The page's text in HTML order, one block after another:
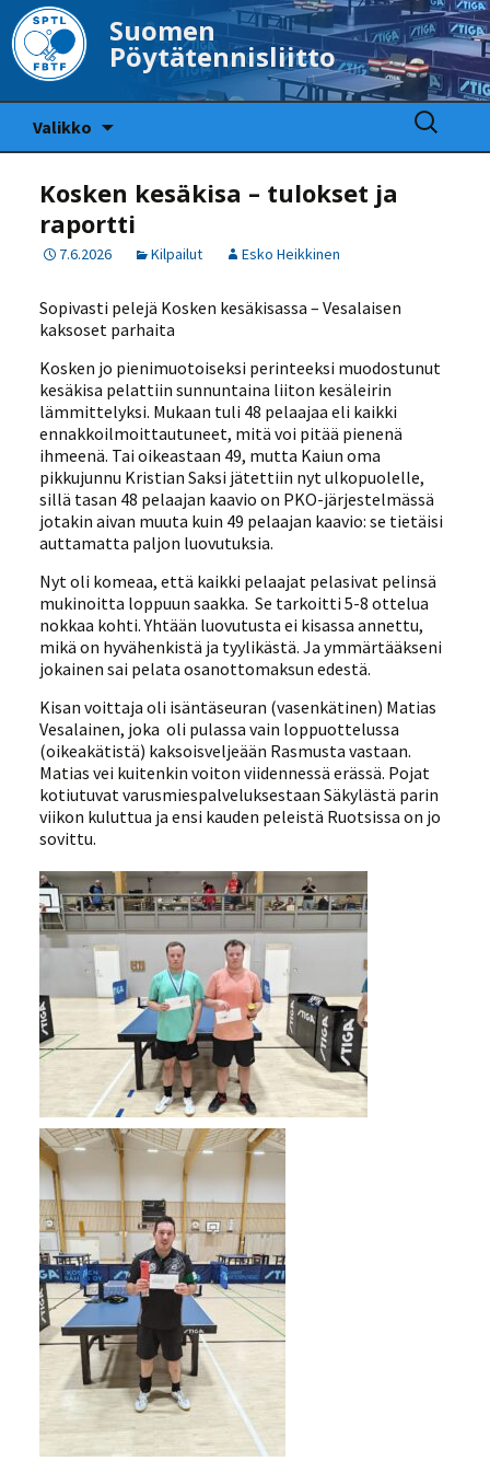
Suomen
Pöytätennisliitto
Valikko
Haku:
Kosken kesäkisa – tulokset ja
raportti
7.6.2026 Kilpailut Esko Heikkinen
Sopivasti pelejä Kosken kesäkisassa – Vesalaisen
kaksoset parhaita
Kosken jo pienimuotoiseksi perinteeksi muodostunut
kesäkisa pelattiin sunnuntaina liiton kesäleirin
lämmittelyksi. Mukaan tuli 48 pelaajaa eli kaikki
ennakkoilmoittautuneet, mitä voi pitää pienenä
ihmeenä. Tai oikeastaan 49, mutta Kaiun oma
pikkujunnu Kristian Saksi jätettiin nyt ulkopuolelle,
sillä tasan 48 pelaajan kaavio on PKO-järjestelmässä
jotakin aivan muuta kuin 49 pelaajan kaavio: se tietäisi
auttamatta paljon luovutuksia.
Nyt oli komeaa, että kaikki pelaajat pelasivat pelinsä
mukinoitta loppuun saakka. Se tarkoitti 5-8 ottelua
nokkaa kohti. Yhtään luovutusta ei kisassa annettu,
mikä on hyvähenkistä ja tyylikästä. Ja ymmärtääkseni
jokainen sai pelata osanottomaksun edestä.
Kisan voittaja oli isäntäseuran (vasenkätinen) Matias
Vesalainen, joka oli pulassa vain loppuottelussa
(oikeakätistä) kaksoisveljeään Rasmusta vastaan.
Matias vei kuitenkin voiton viidennessä erässä. Pojat
kotiutuvat varusmiespalveluksestaan Säkylästä parin
viikon kuluttua ja ensi kauden peleistä Ruotsissa on jo
sovittu.